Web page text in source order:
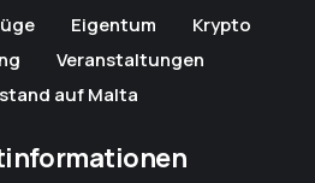
Eigentum
Krypto
Veranstaltungen
auf Malta